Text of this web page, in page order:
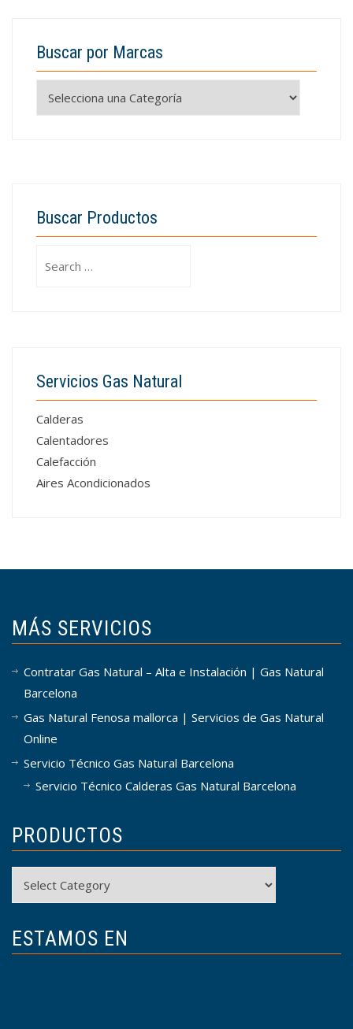
Buscar por Marcas
Buscar Productos
for:
Servicios Gas Natural
Calderas
Calentadores
Calefacción
Aires Acondicionados
MÁS SERVICIOS
Contratar Gas Natural – Alta e Instalación | Gas Natural
Barcelona
Gas Natural Fenosa mallorca | Servicios de Gas Natural
Online
Servicio Técnico Gas Natural Barcelona
Servicio Técnico Calderas Gas Natural Barcelona
PRODUCTOS
ESTAMOS EN